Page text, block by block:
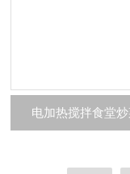
电加热搅拌食堂